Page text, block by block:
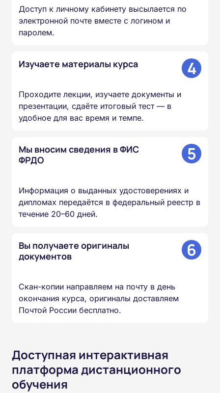
Доступ к личному кабинету высылается по
электронной почте вместе с логином и
паролем.
Изучаете материалы курса 4
Проходите лекции, изучаете документы и
презентации, сдаёте итоговый тест — в
удобное для вас время и темпе.
Мы вносим сведения в ФИС
ФРДО
5
Информация о выданных удостоверениях и
дипломах передаётся в федеральный реестр в
течение 20–60 дней.
Вы получаете оригиналы
документов
6
Скан-копии направляем на почту в день
окончания курса, оригиналы доставляем
Почтой России бесплатно.
Доступная интерактивная
платформа дистанционного
обучения